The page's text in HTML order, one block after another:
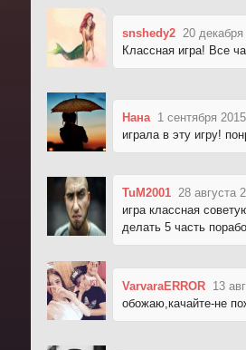
snshedy2 20
Классная игра! Все
Нана 1 сентября
играла в эту игру!
TuM2001 28 августа
игра классная
делать 5 часть
VarvaraERROR 13
обожаю,качайте-не